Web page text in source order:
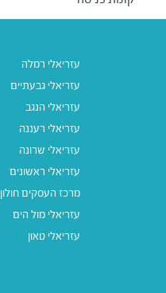
עזריאלי רמלה
עזריאלי גבעתיים
עזריאלי הנגב
עזריאלי רעננה
עזריאלי שרונה
עזריאלי ראשונים
מרכז העסקים חולון
עזריאלי מול הים
עזריאלי טאון